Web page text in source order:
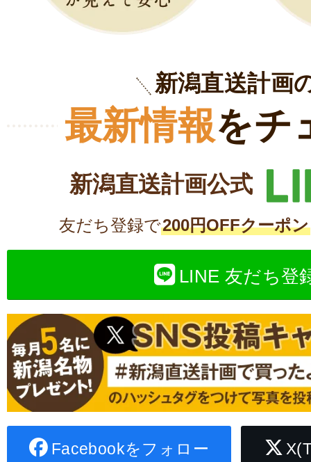
新潟直送計画
最新情報をチ
新潟直送計画公式
友だち登録で200円OFFクーポン
LINE 友だち登
Facebookをフォロー